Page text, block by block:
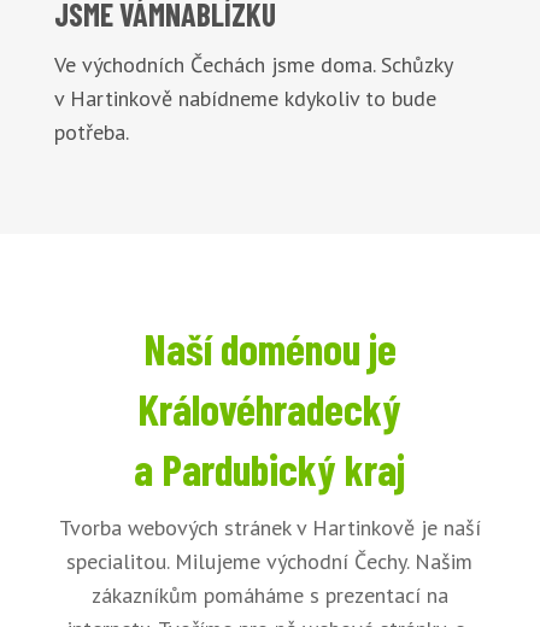
JSME VÁMNABLÍZKU
Ve východních Čechách jsme doma. Schůzky
v Hartinkově nabídneme kdykoliv to bude
potřeba.
Naší doménou je
Královéhradecký
a Pardubický kraj
Tvorba webových stránek v Hartinkově je naší
specialitou. Milujeme východní Čechy. Našim
zákazníkům pomáháme s prezentací na